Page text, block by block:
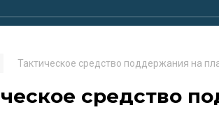
Тактическое средство поддержания на
средство